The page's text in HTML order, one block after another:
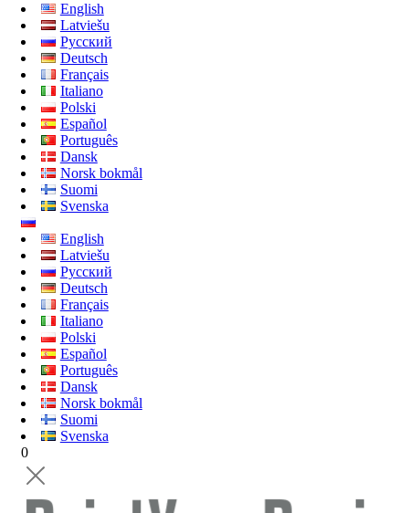
English
Latviešu
Русский
Deutsch
Français
Italiano
Polski
Español
Português
Dansk
Norsk bokmål
Suomi
Svenska
English
Latviešu
Русский
Deutsch
Français
Italiano
Polski
Español
Português
Dansk
Norsk bokmål
Suomi
Svenska
0